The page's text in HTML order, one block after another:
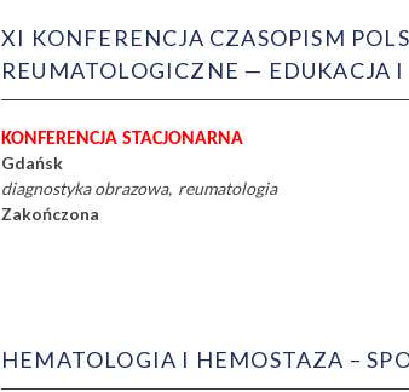
XI KONFERENCJA CZASOPISM
REUMATOLOGICZNE — EDUKACJA
KONFERENCJA STACJONARNA
Gdańsk
diagnostyka obrazowa reumatologia
Zakończona
HEMATOLOGIA I HEMOSTAZA –